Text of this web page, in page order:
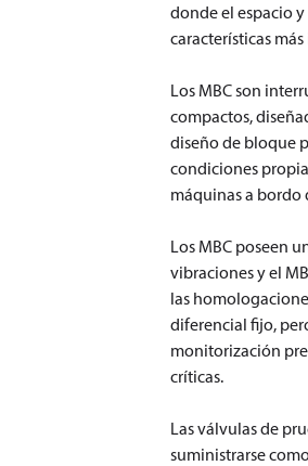
donde el espacio
características
Los MBC son
compactos,
diseño de bloque
condiciones
máquinas a bordo
Los MBC poseen
vibraciones y el
las
diferencial fijo,
monitorización
críticas.
Las válvulas de
suministrarse